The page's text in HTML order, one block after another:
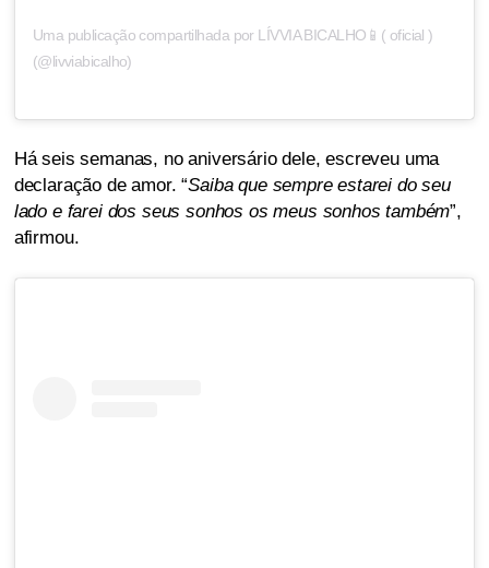
Uma publicação compartilhada por LÍVVIA BICALHO📱( oficial )
(@livviabicalho)
Há seis semanas, no aniversário dele, escreveu uma
declaração de amor. “Saiba que sempre estarei do seu
lado e farei dos seus sonhos os meus sonhos também”,
afirmou.